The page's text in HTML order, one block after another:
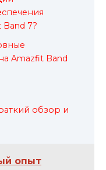
Band 7?
Amazfit Band
обзор и
опыт